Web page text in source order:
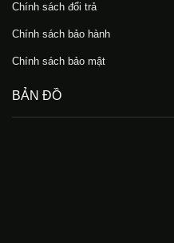
Chính sách đổi trả
Chính sách bảo hành
Chính sách bảo mật
BẢN ĐỒ